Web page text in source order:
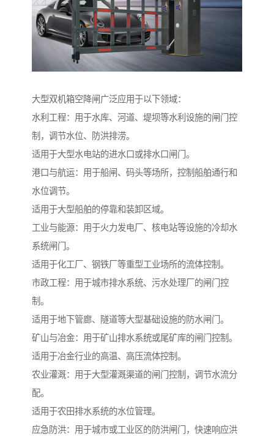
大型双机箱空降闸广泛应用于以下领域：
水利工程：用于水库、河道、堤坝等水利设施的闸门控
制，调节水位、防洪排涝。
适用于大型水电站的进水口或排水口闸门。
港口与航运：用于船闸、码头等场所，控制船舶通行和
水位调节。
适用于大型船舶的停靠和装卸区域。
工业与能源：用于火力发电厂、核电站等设施的冷却水
系统闸门。
适用于化工厂、钢铁厂等重型工业场所的流体控制。
市政工程：用于城市排水系统、污水处理厂的闸门控
制。
适用于地下管廊、隧道等大型基础设施的防水闸门。
矿山与冶金：用于矿山排水系统或尾矿库的闸门控制。
适用于冶金行业的高温、高压流体控制。
农业灌溉：用于大型灌溉渠道的闸门控制，调节水流分
配。
适用于农田排水系统的水位管理。
应急防洪：用于城市或工业区的防洪闸门，快速响应洪